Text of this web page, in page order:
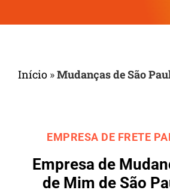
Início »Mudanças de São
EMPRESA DE FRETE
Empresa de
de Mim de São